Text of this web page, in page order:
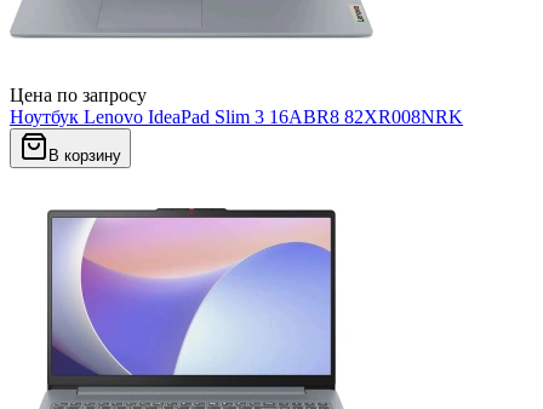
Цена по запросу
Ноутбук Lenovo IdeaPad Slim 3 16ABR8 82XR008NRK
В корзину